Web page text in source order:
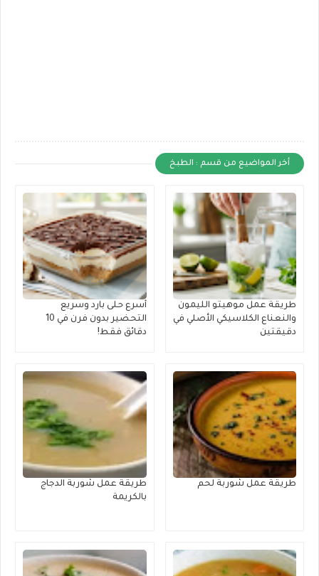
أخر المواضيع من قسم : الطبخ
طريقة عمل موهيتو الليمون
والنعناع الكلاسيكي الأصلي في
دقيقتين
أسرع حلى بارد وسريع
التحضير بدون فرن في 10
دقائق فقط!
طريقة عمل شوربة لحم
طريقة عمل شوربة الدجاج
بالكريمة